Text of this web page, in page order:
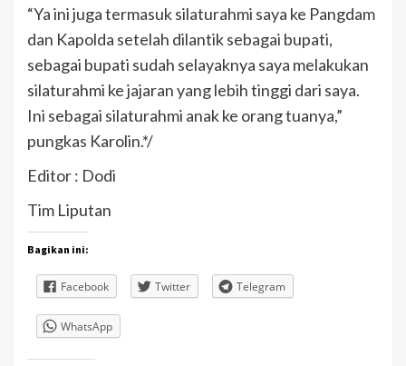
“Ya ini juga termasuk silaturahmi saya ke Pangdam
dan Kapolda setelah dilantik sebagai bupati,
sebagai bupati sudah selayaknya saya melakukan
silaturahmi ke jajaran yang lebih tinggi dari saya.
Ini sebagai silaturahmi anak ke orang tuanya,”
pungkas Karolin.*/
Editor : Dodi
Tim Liputan
Bagikan ini:
Facebook Twitter Telegram
WhatsApp